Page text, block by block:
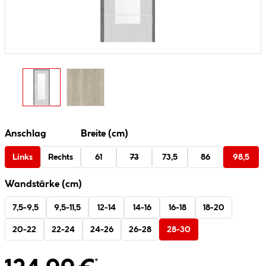
Anschlag
Links Rechts
Breite (cm)
61 73 73,5 86 98,5
Wandstärke (cm)
7,5-9,5 9,5-11,5 12-14 14-16 16-18 18-20
20-22 22-24 24-26 26-28 28-30
*